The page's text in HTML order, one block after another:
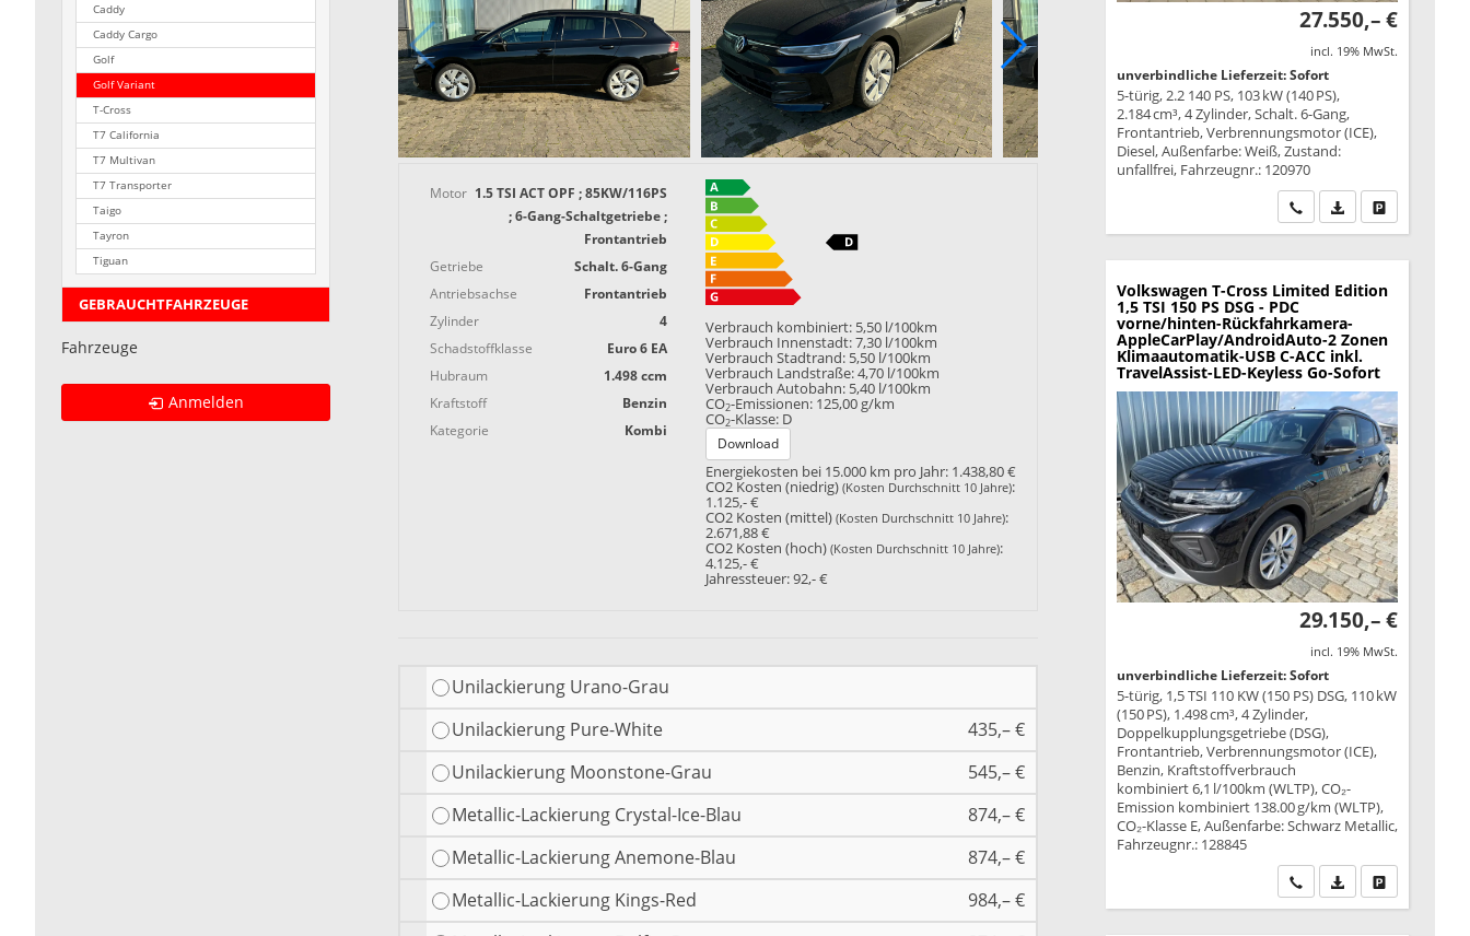
Motor 1.5 TSI ACT OPF ; 85KW/116PS
; 6-Gang-Schaltgetriebe ;
Frontantrieb
Getriebe
Schalt. 6-Gang
Antriebsachse
Frontantrieb
Zylinder
4
Schadstoffklasse
Euro 6 EA
Hubraum
1.498 ccm
Kraftstoff
Benzin
Kategorie
Kombi
Verbrauch kombiniert: 5,50 l/100km
Verbrauch Innenstadt: 7,30 l/100km
Verbrauch Stadtrand: 5,50 l/100km
Verbrauch Landstraße: 4,70 l/100km
Verbrauch Autobahn: 5,40 l/100km
CO2-Emissionen: 125,00 g/km
CO2-Klasse: D
Download
Energiekosten bei 15.000 km pro Jahr: 1.438,80 €
CO2 Kosten (niedrig)(Kosten Durchschnitt 10 Jahre):
1.125,- €
CO2 Kosten (mittel)(Kosten Durchschnitt 10 Jahre):
2.671,88 €
CO2 Kosten (hoch)(Kosten Durchschnitt 10 Jahre):
4.125,- €
Jahressteuer: 92,- €
Unilackierung Urano-Grau
Unilackierung Pure-White
435,– €
Unilackierung Moonstone-Grau
545,– €
Metallic-Lackierung Crystal-Ice-Blau
874,– €
Metallic-Lackierung Anemone-Blau
874,– €
Metallic-Lackierung Kings-Red
984,– €
Caddy
Caddy Cargo
Golf
Golf Variant
T-Cross
T7 California
T7 Multivan
T7 Transporter
Taigo
Tayron
Tiguan
GEBRAUCHTFAHRZEUGE
Fahrzeuge
Anmelden
27.550,– €
incl. 19% MwSt.
unverbindliche Lieferzeit: Sofort
5-türig, 2.2 140 PS, 103 kW (140 PS),
2.184 cm³, 4 Zylinder, Schalt. 6-Gang,
Frontantrieb, Verbrennungsmotor (ICE),
Diesel, Außenfarbe: Weiß, Zustand:
unfallfrei, Fahrzeugnr.: 120970
Wir rufen Sie an
PDF-Datei,Drucken,
Volkswagen T-Cross Limited Edition
1,5 TSI 150 PS DSG - PDC
vorne/hinten-Rückfahrkamera-
AppleCarPlay/AndroidAuto-2 Zonen
Klimaautomatik-USB C-ACC inkl.
TravelAssist-LED-Keyless Go-Sofort
29.150,– €
incl. 19% MwSt.
unverbindliche Lieferzeit: Sofort
5-türig, 1,5 TSI 110 KW (150 PS) DSG, 110 kW
(150 PS), 1.498 cm³, 4 Zylinder,
Doppelkupplungsgetriebe (DSG),
Frontantrieb, Verbrennungsmotor (ICE),
Benzin, Kraftstoffverbrauch
kombiniert 6,1 l/100km (WLTP), CO₂-
Emission kombiniert 138.00 g/km (WLTP),
CO₂-Klasse E, Außenfarbe: Schwarz Metallic,
Fahrzeugnr.: 128845
Wir rufen Sie an
PDF-Datei,Drucken,